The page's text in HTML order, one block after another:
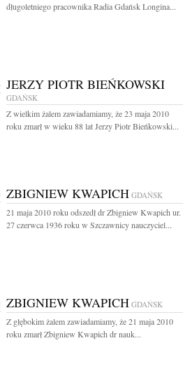
długoletniego pracownika Radia Gdańsk Longina...
JERZY PIOTR BIEŃKOWSKI
GDAŃSK
Z wielkim żalem zawiadamiamy, że 23 maja 2010
roku zmarł w wieku 88 lat Jerzy Piotr Bieńkowski...
ZBIGNIEW KWAPICH GDAŃSK
21 maja 2010 roku odszedł dr Zbigniew Kwapich ur.
27 czerwca 1936 roku w Szczawnicy nauczyciel...
ZBIGNIEW KWAPICH GDAŃSK
Z głębokim żalem zawiadamiamy, że 21 maja 2010
roku zmarł Zbigniew Kwapich dr nauk...